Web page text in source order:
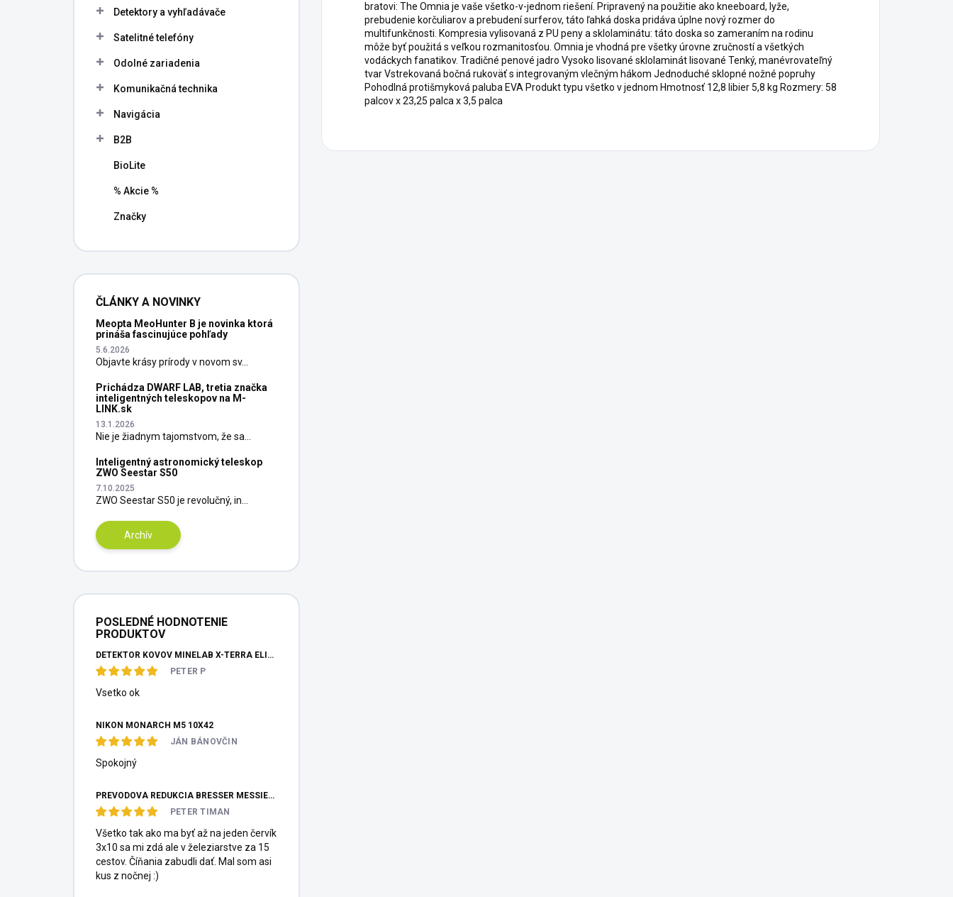
Detektory a vyhľadávače
Satelitné telefóny
Odolné zariadenia
Komunikačná technika
Navigácia
B2B
BioLite
% Akcie %
Značky
ČLÁNKY A NOVINKY
Meopta MeoHunter B je novinka ktorá
prináša fascinujúce pohľady
5.6.2026
Objavte krásy prírody v novom sv...
Prichádza DWARF LAB, tretia značka
inteligentných teleskopov na M-
LINK.sk
13.1.2026
Nie je žiadnym tajomstvom, že sa...
Inteligentný astronomický teleskop
ZWO Seestar S50
7.10.2025
ZWO Seestar S50 je revolučný, in...
Archív
POSLEDNÉ HODNOTENIE
PRODUKTOV
DETEKTOR KOVOV MINELAB X-TERRA ELITE PINPOITER SET
PETER P
Vsetko ok
NIKON MONARCH M5 10X42
JÁN BÁNOVČIN
Spokojný
PREVODOVÁ REDUKCIA BRESSER MESSIER HEXAFOC 1:10
PETER TIMAN
Všetko tak ako ma byť až na jeden červík
3x10 sa mi zdá ale v železiarstve za 15
cestov. Číňania zabudli dať. Mal som asi
kus z nočnej :)
bratovi: The Omnia je vaše všetko-v-jednom riešení. Pripravený na použitie ako kneeboard, lyže,
prebudenie korčuliarov a prebudení surferov, táto ľahká doska pridáva úplne nový rozmer do
multifunkčnosti. Kompresia vylisovaná z PU peny a sklolaminátu: táto doska so zameraním na rodinu
môže byť použitá s veľkou rozmanitosťou. Omnia je vhodná pre všetky úrovne zručností a všetkých
vodáckych fanatikov. Tradičné penové jadro Vysoko lisované sklolaminát lisované Tenký, manévrovateľný
tvar Vstrekovaná bočná rukoväť s integrovaným vlečným hákom Jednoduché sklopné nožné popruhy
Pohodlná protišmyková paluba EVA Produkt typu všetko v jednom Hmotnosť 12,8 libier 5,8 kg Rozmery: 58
palcov x 23,25 palca x 3,5 palca